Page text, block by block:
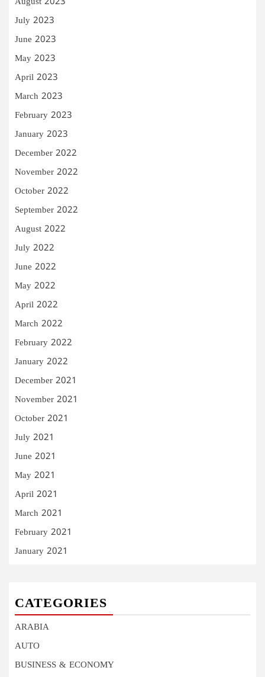
July 2023
June 2023
May 2023
April 2023
March 2023
February 2023
January 2023
December 2022
November 2022
October 2022
September 2022
August 2022
July 2022
June 2022
May 2022
April 2022
March 2022
February 2022
January 2022
December 2021
November 2021
October 2021
July 2021
June 2021
May 2021
April 2021
March 2021
February 2021
January 2021
CATEGORIES
ARABIA
AUTO
BUSINESS & ECONOMY